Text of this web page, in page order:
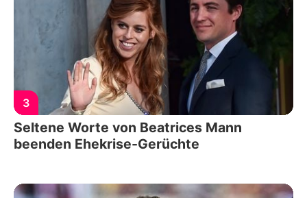
3
Seltene Worte von Beatrices Mann
beenden Ehekrise-Gerüchte